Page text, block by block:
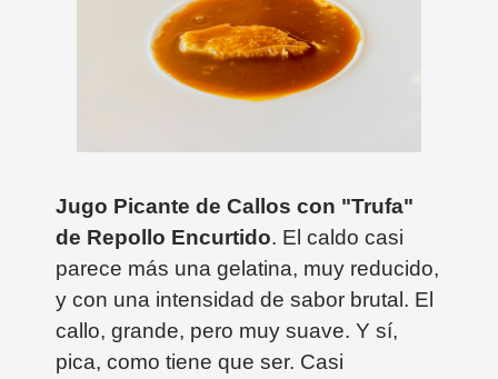
Jugo Picante de Callos con "Trufa"
de Repollo Encurtido. El caldo casi
parece más una gelatina, muy reducido,
y con una intensidad de sabor brutal. El
callo, grande, pero muy suave. Y sí,
pica, como tiene que ser. Casi